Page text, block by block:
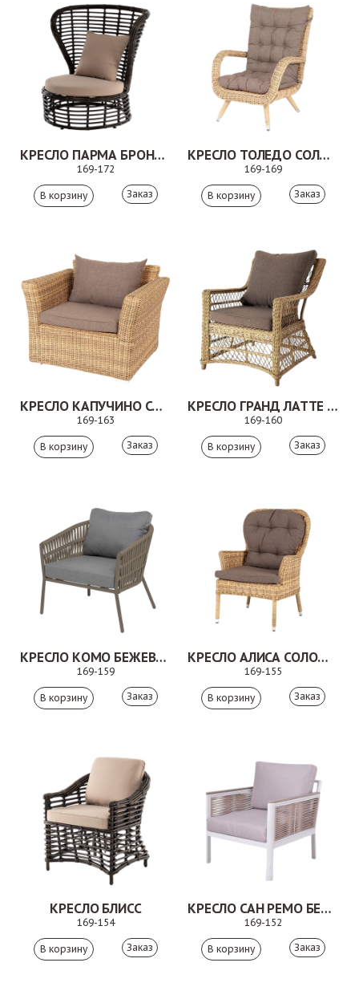
КРЕСЛО ПАРМА БРОНЗОВЫЙ
169-172
Заказ
КРЕСЛО ТОЛЕДО СОЛОМЕННЫЙ
169-169
Заказ
КРЕСЛО КАПУЧИНО СОЛОМЕННЫЙ
169-163
Заказ
КРЕСЛО ГРАНД ЛАТТЕ СОЛОМЕННЫЙ
169-160
Заказ
КРЕСЛО КОМО БЕЖЕВО-СЕРЫЙ
169-159
Заказ
КРЕСЛО АЛИСА СОЛОМЕННЫЙ
169-155
Заказ
КРЕСЛО БЛИСС
169-154
Заказ
КРЕСЛО САН РЕМО БЕЖЕВЫЙ
169-152
Заказ